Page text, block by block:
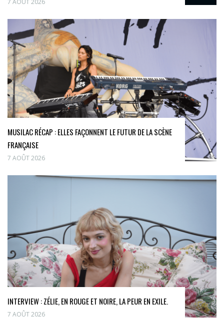
MUSILAC RÉCAP : ELLES FAÇONNENT LE FUTUR DE LA SCÈNE
FRANÇAISE
7 AOÛT 2026
INTERVIEW : ZÉLIE, EN ROUGE ET NOIRE, LA PEUR EN EXILE.
7 AOÛT 2026